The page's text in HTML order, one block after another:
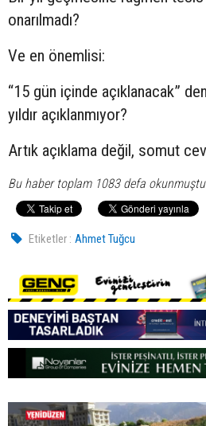
onarılmadı?
Ve en önemlisi:
“15 gün içinde açıklanacak”
yıldır açıklanmıyor?
Artık açıklama değil, somut
Bu haber toplam 1083 defa
Etiketler : Ahmet Tuğcu